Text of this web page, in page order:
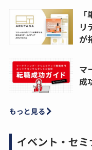
リ
が
マ
成
もっと見る
イベント・セミ